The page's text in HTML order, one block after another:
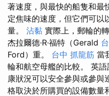
著速度，與最快的船隻和最
定焦味的速度，但它們可以
量。 沾黏 實際上，郵輪的
杰拉爾德·R·福特（Gerald
Ford）重。 台中 抓龍筋 當
輪和航空母艦的比較。 英
康狀況可以安全參與或參與
格取決於所購買的設備數量